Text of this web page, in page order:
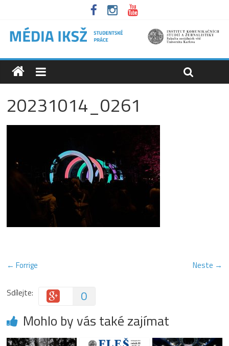
20231014_0261
← Forrige Neste →
Sdílejte: 0
Mohlo by vás také zajímat